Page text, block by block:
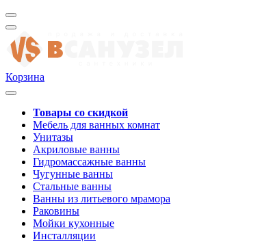
Корзина
Товары со скидкой
Мебель для ванных комнат
Унитазы
Акриловые ванны
Гидромассажные ванны
Чугунные ванны
Стальные ванны
Ванны из литьевого мрамора
Раковины
Мойки кухонные
Инсталляции